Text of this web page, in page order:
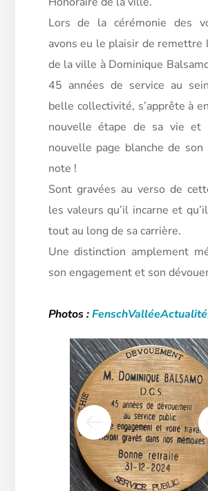
Lors de la cérémonie des
avons eu le plaisir de remettre
de la ville à Dominique
45 années de service au
belle collectivité, s’apprête à
nouvelle étape de sa vie et
nouvelle page blanche de
note !
Sont gravées au verso de
les valeurs qu’il incarne et
tout au long de sa carrière.
Une distinction amplement
son engagement et son
Photos :